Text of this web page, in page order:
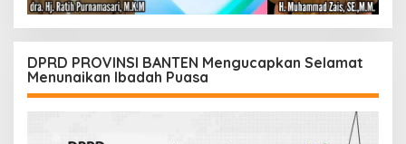
DPRD PROVINSI BANTEN Mengucapkan Selamat
Menunaikan Ibadah Puasa